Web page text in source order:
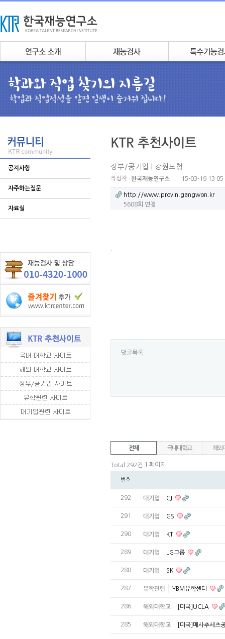
공지사항
자주하는질문
자료실
정부/공기업 | 강원도청
작성자 한국재능연구소 15-03-19 13:05
http://www.provin.gangwon.kr
5608회 연결
댓글목록
전체 국내대학교 해외
Total 292건 1 페이지
번호
292 대기업 CJ
291 대기업 GS
290 대기업 KT
289 대기업 LG그룹
288 대기업 SK
287 유학관련 YBM유학센터
286 해외대학교 [미국]UCLA
285 해외대학교 [미국]메사추세츠